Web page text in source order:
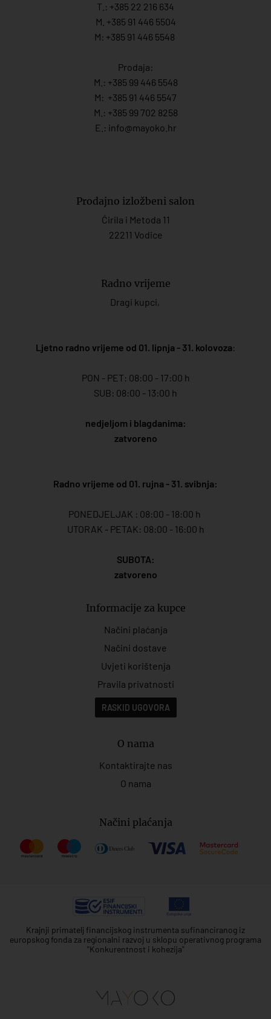
T.: +385 22 216 634
M. +385 91 446 5504
M: +385 91 446 5548
Prodaja:
M.: +385 99 446 5548
M: +385 91 446 5547
M.: +385 99 702 8258
E.: info@mayoko. hr
Prodajno izložbeni salon
Ćirila i Metoda 11
22211 Vodice
Radno vrijeme
Dragi kupci,
Ljetno radno vrijeme od 01. lipnja - 31. kolovoza:
PON - PET: 08:00 - 17:00 h
SUB: 08:00 - 13:00 h
nedjeljom i blagdanima:
zatvoreno
Radno vrijeme od 01. rujna - 31. svibnja:
PONEDJELJAK : 08:00 - 18:00 h
UTORAK - PETAK: 08:00 - 16:00 h
SUBOTA:
zatvoreno
Informacije za kupce
Načini plaćanja
Načini dostave
Uvjeti korištenja
Pravila privatnosti
RASKID UGOVORA
O nama
Kontaktirajte nas
O nama
Načini plaćanja
Krajnji primatelj financijskog instrumenta sufinanciranog iz
europskog fonda za regionalni razvoj u sklopu operativnog programa
"Konkurentnost i kohezija"